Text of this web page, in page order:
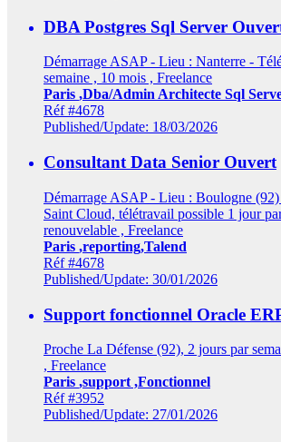
DBA Postgres Sql Server
Démarrage ASAP - Lieu : Nanterre -
semaine , 10 mois , Freelance
Paris ,Dba/Admin Architecte Sql
Réf #4678
Published/Update: 18/03/2026
Consultant Data Senior Ouvert
Démarrage ASAP - Lieu : Boulogne
Saint Cloud, télétravail possible 1 jour
renouvelable , Freelance
Paris ,reporting,Talend
Réf #4678
Published/Update: 30/01/2026
Support fonctionnel Oracle
Proche La Défense (92), 2 jours par
, Freelance
Paris ,support ,Fonctionnel
Réf #3952
Published/Update: 27/01/2026